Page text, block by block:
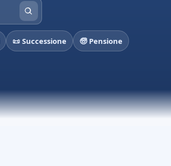
📜 Successione 🧓 Pensione